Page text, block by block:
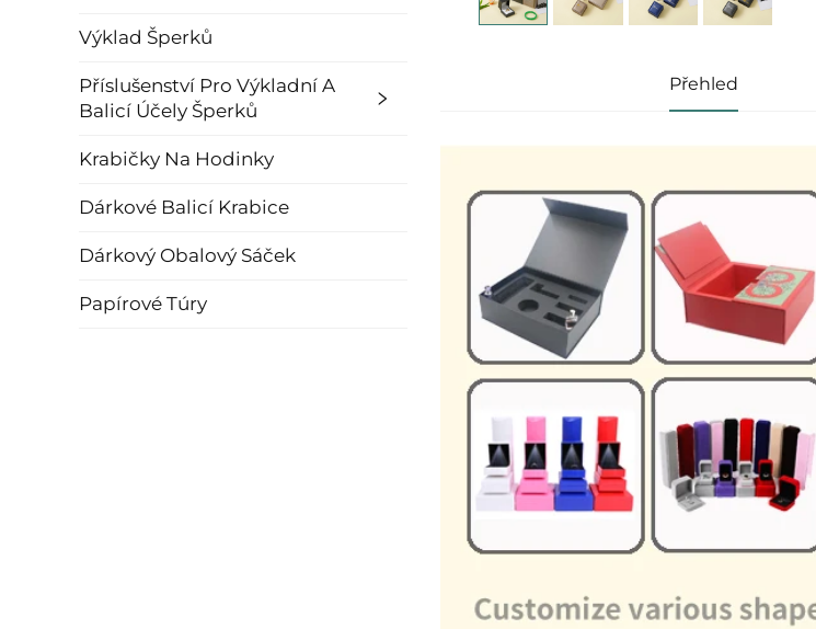
Výklad Šperků
Příslušenství Pro Výkladní A
Balicí Účely Šperků
Krabičky Na Hodinky
Dárkové Balicí Krabice
Dárkový Obalový Sáček
Papírové Túry
Přehled